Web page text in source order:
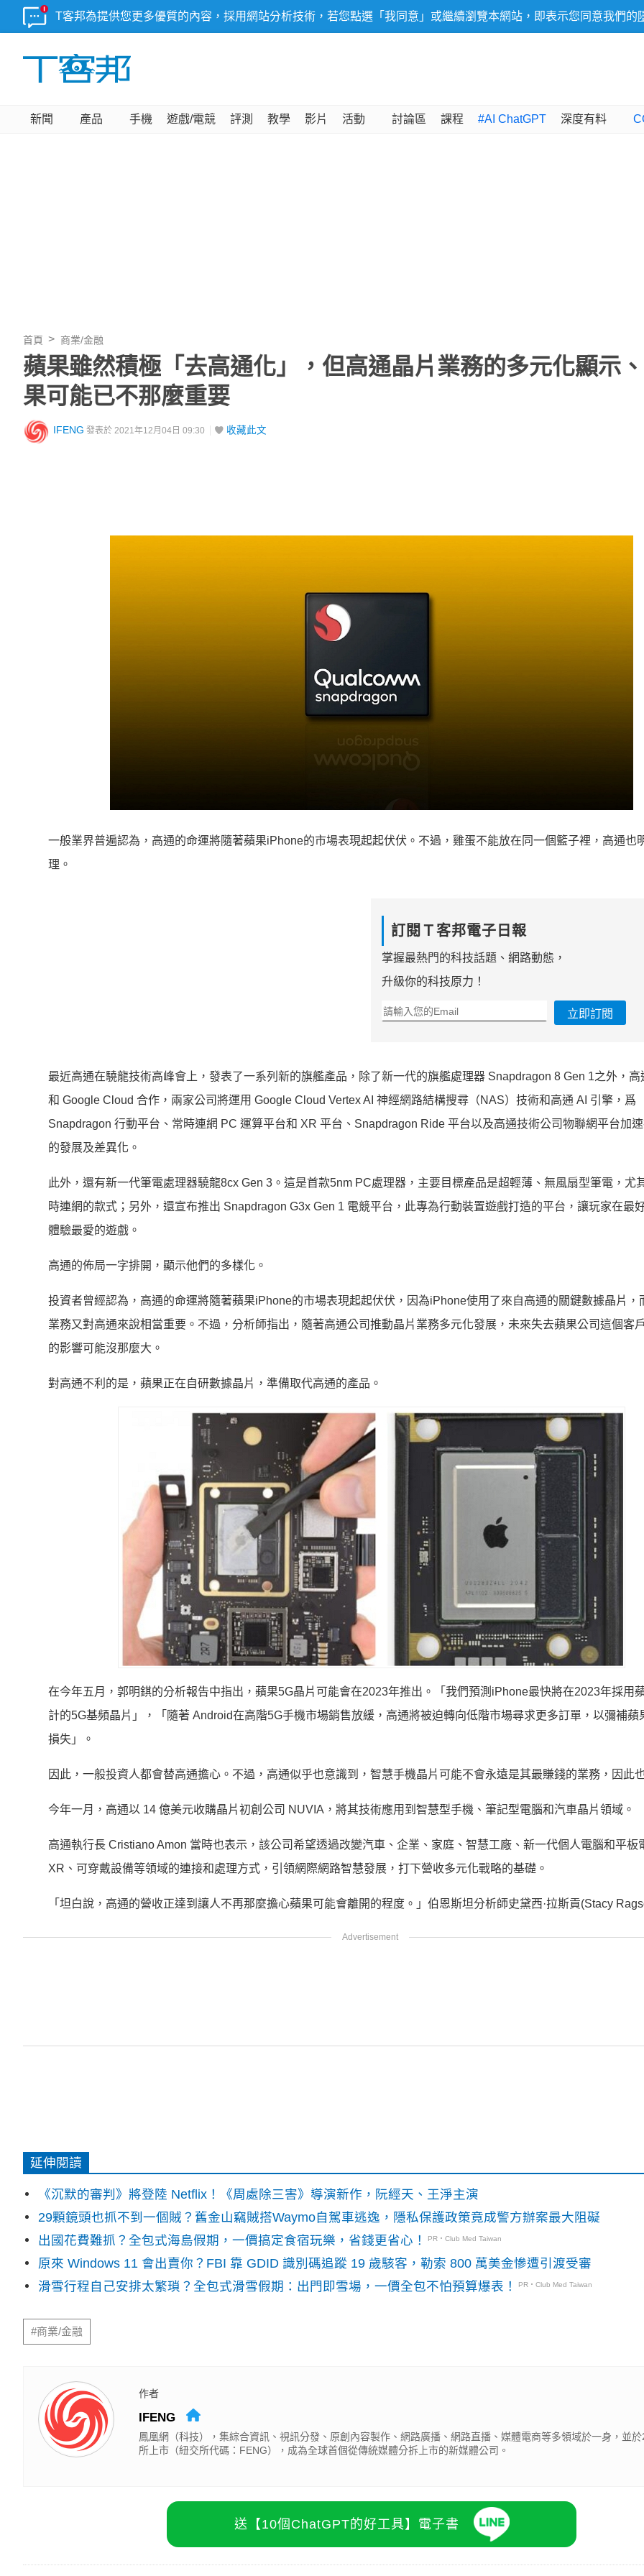
T客邦為提供您更多優質的內容，採用網站分析技術，若您點選「我同意」或繼續瀏覽本網站，即表示您同意我們的
新聞 產品 手機 遊戲/電競 評測 教學 影片 活動 討論區 課程 #AI ChatGPT 深度有料
首頁 商業/金融
蘋果雖然積極「去高通化」，但高通晶片業務的多元化顯示
果可能已不那麼重要
IFENG 發表於 2021年12月04日 09:30 收藏此文
一般業界普遍認為，高通的命運將隨著蘋果iPhone的市場表現起起伏伏。不過，雞蛋不能放在同一個籃子裡，高通也
理。
訂閱Ｔ客邦電子日報
掌握最熱門的科技話題、網路動態，
升級你的科技原力！
立即訂閱
最近高通在驍龍技術高峰會上，發表了一系列新的旗艦產品，除了新一代的旗艦處理器 Snapdragon 8 Gen 1之外，高
和 Google Cloud 合作，兩家公司將運用 Google Cloud Vertex AI 神經網路結構搜尋（NAS）技術和高通 AI 引擎，爲
Snapdragon 行動平台、常時連網 PC 運算平台和 XR 平台、Snapdragon Ride 平台以及高通技術公司物聯網平台加
的發展及差異化。
此外，還有新一代筆電處理器驍龍8cx Gen 3。這是首款5nm PC處理器，主要目標產品是超輕薄、無風扇型筆電，尤
時連網的款式；另外，還宣布推出 Snapdragon G3x Gen 1 電競平台，此專為行動裝置遊戲打造的平台，讓玩家在最
體驗最愛的遊戲。
高通的佈局一字排開，顯示他們的多樣化。
投資者曾經認為，高通的命運將隨著蘋果iPhone的市場表現起起伏伏，因為iPhone使用了來自高通的關鍵數據晶片，
業務又對高通來說相當重要。不過，分析師指出，隨著高通公司推動晶片業務多元化發展，未來失去蘋果公司這個客
的影響可能沒那麼大。
對高通不利的是，蘋果正在自研數據晶片，準備取代高通的產品。
在今年五月，郭明錤的分析報告中指出，蘋果5G晶片可能會在2023年推出。「我們預測iPhone最快將在2023年採用
計的5G基頻晶片」，「隨著 Android在高階5G手機市場銷售放緩，高通將被迫轉向低階市場尋求更多訂單，以彌補蘋
損失」。
因此，一般投資人都會替高通擔心。不過，高通似乎也意識到，智慧手機晶片可能不會永遠是其最賺錢的業務，因此
今年一月，高通以 14 億美元收購晶片初創公司 NUVIA，將其技術應用到智慧型手機、筆記型電腦和汽車晶片領域。
高通執行長 Cristiano Amon 當時也表示，該公司希望透過改變汽車、企業、家庭、智慧工廠、新一代個人電腦和平板
XR、可穿戴設備等領域的連接和處理方式，引領網際網路智慧發展，打下營收多元化戰略的基礎。
「坦白說，高通的營收正達到讓人不再那麼擔心蘋果可能會離開的程度。」伯恩斯坦分析師史黛西·拉斯貢(Stacy
延伸閱讀
《沉默的審判》將登陸 Netflix！《周處除三害》導演新作，阮經天、王淨主演
29顆鏡頭也抓不到一個賊？舊金山竊賊搭Waymo自駕車逃逸，隱私保護政策竟成警方辦案最大阻礙
出國花費難抓？全包式海島假期，一價搞定食宿玩樂，省錢更省心！
PR・Club Med Taiwan
原來 Windows 11 會出賣你？FBI 靠 GDID 識別碼追蹤 19 歲駭客，勒索 800 萬美金慘遭引渡受審
滑雪行程自己安排太繁瑣？全包式滑雪假期：出門即雪場，一價全包不怕預算爆表！
PR・Club Med Taiwan
#商業/金融
作者
IFENG
鳳凰網（科技），集綜合資訊、視訊分發、原創內容製作、網路廣播、網路直播、媒體電商等多領域於一身，並
所上市（紐交所代碼：FENG），成為全球首個從傳統媒體分拆上市的新媒體公司。
送【10個ChatGPT的好工具】電子書